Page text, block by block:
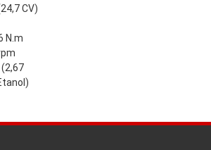
CV)
N.m